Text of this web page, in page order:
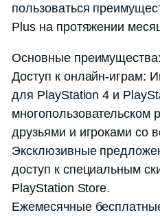
пользоваться
Plus на протяжении
Основные преимущества:
Доступ к онлайн-играм:
для PlayStation 4 и
многопользовательском
друзьями и игроками со
Эксклюзивные
доступ к специальным
PlayStation Store.
Ежемесячные